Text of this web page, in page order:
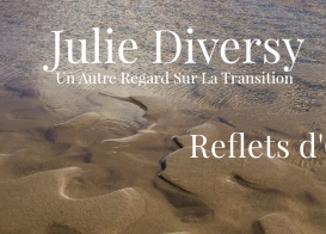
Passer
au
contenu
Reflets